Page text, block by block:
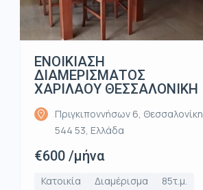
ΕΝΟΙΚΙΑΣΗ
ΔΙΑΜΕΡΙΣΜΑΤΟΣ
ΧΑΡΙΛΑΟΥ ΘΕΣΣΑΛΟΝΙΚΗ
Πριγκιποννήσων 6, Θεσσαλονίκη
544 53, Ελλάδα
€600 /μήνα
Κατοικία Διαμέρισμα
85τ.μ.